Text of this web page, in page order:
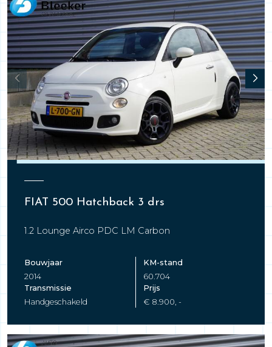
FIAT 500 Hatchback 3 drs
1.2 Lounge Airco PDC LM Carbon
Bouwjaar
2014
KM-stand
60.704
Transmissie
Handgeschakeld
Prijs
€ 8.900, -